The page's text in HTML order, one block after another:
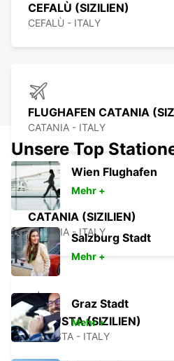
CEFALÙ (SIZILIEN)
CEFALÙ - ITALY
FLUGHAFEN CATANIA
CATANIA - ITALY
CATANIA (SIZILIEN)
CATANIA - ITALY
AUGUSTA (SIZILIEN)
AUGUSTA - ITALY
Unsere Top
Wien Flughafen
Mehr +
Salzburg Stadt
Mehr +
Graz Stadt
Mehr +